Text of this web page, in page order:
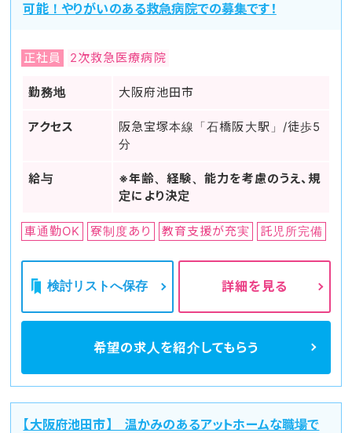
可能！やりがいのある救急病院での募集です！
正社員 2次救急医療病院
勤務地 大阪府池田市
アクセス
阪急宝塚本線「石橋阪大駅」/徒歩5
分
給与
※年齢、経験、能力を考慮のうえ、規
定により決定
車通勤OK 寮制度あり 教育支援が充実 託児所完備
検討リストへ保存 詳細を見る
希望の求人を紹介してもらう
【大阪府池田市】 温かみのあるアットホームな職場で